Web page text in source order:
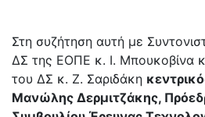
Στη συζήτηση αυτή με
ΔΣ της ΕΟΠΕ κ. Ι. Μπουκοβίνα
του ΔΣ κ. Ζ. Σαριδάκη
Μανώλης Δερμιτζάκης,